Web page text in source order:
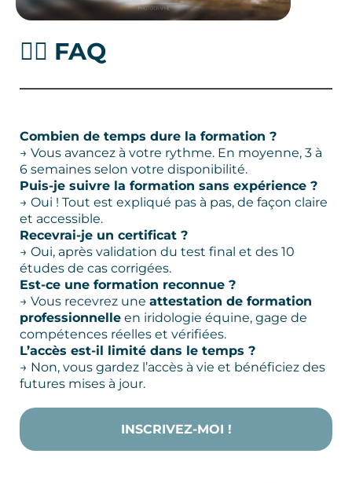
🙋‍♀️ FAQ
Combien de temps dure la formation ?
→ Vous avancez à votre rythme. En moyenne, 3 à
6 semaines selon votre disponibilité.
Puis-je suivre la formation sans expérience ?
→ Oui ! Tout est expliqué pas à pas, de façon claire
et accessible.
Recevrai-je un certificat ?
→ Oui, après validation du test final et des 10
études de cas corrigées.
Est-ce une formation reconnue ?
→ Vous recevrez une attestation de formation
professionnelle en iridologie équine, gage de
compétences réelles et vérifiées.
L’accès est-il limité dans le temps ?
→ Non, vous gardez l’accès à vie et bénéficiez des
futures mises à jour.
INSCRIVEZ-MOI !